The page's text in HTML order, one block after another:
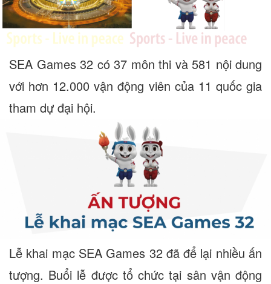
SEA Games 32 có 37 môn thi và 581 nội dung
với hơn 12.000 vận động viên của 11 quốc gia
tham dự đại hội.
Lễ khai mạc SEA Games 32 đã để lại nhiều ấn
tượng. Buổi lễ được tổ chức tại sân vận động